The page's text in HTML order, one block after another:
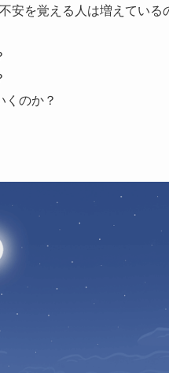
を覚える人は増えている
のか？